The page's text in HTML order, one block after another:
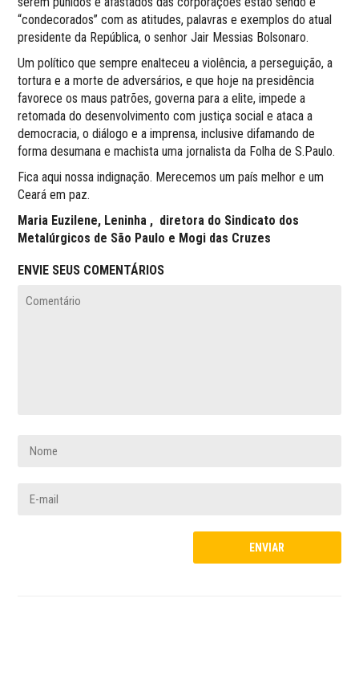
“condecorados” com as atitudes, palavras e exemplos do atual
presidente da República, o senhor Jair Messias Bolsonaro.
Um político que sempre enalteceu a violência, a perseguição, a
tortura e a morte de adversários, e que hoje na presidência
favorece os maus patrões, governa para a elite, impede a
retomada do desenvolvimento com justiça social e ataca a
democracia, o diálogo e a imprensa, inclusive difamando de
forma desumana e machista uma jornalista da Folha de S.Paulo.
Fica aqui nossa indignação. Merecemos um país melhor e um
Ceará em paz.
Maria Euzilene, Leninha , diretora do Sindicato dos
Metalúrgicos de São Paulo e Mogi das Cruzes
ENVIE SEUS COMENTÁRIOS